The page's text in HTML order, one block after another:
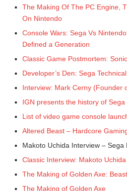
The Making Of The PC Engine,
On Nintendo
Console Wars: Sega Vs
Defined a Generation
Classic Game Postmortem:
Developer’s Den: Sega
Interview: Mark Cerny (Founder
IGN presents the history of Sega
List of video game console
Altered Beast – Hardcore
Makoto Uchida Interview – Sega
Classic Interview: Makoto
The Making of Golden Axe:
The Making of Golden Axe